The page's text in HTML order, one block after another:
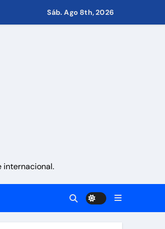
las comunidades
de Venezuela
Sáb. Ago 8th, 2026
internacional.